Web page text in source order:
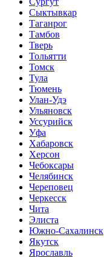
Сыктывкар
Таганрог
Тамбов
Тверь
Тольятти
Томск
Тула
Тюмень
Улан-Удэ
Ульяновск
Уссурийск
Уфа
Хабаровск
Херсон
Чебоксары
Челябинск
Череповец
Черкесск
Чита
Элиста
Южно-Сахалинск
Якутск
Ярославль